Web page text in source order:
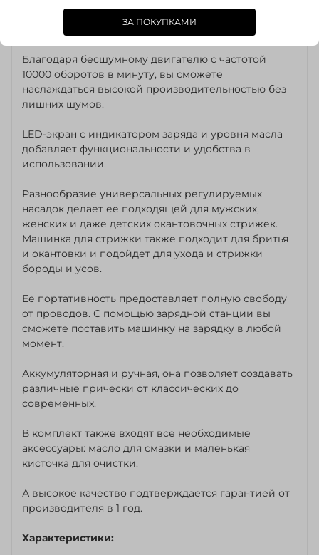
Мощный аккумулятор емкостью 2500 мАч,
гарантирует длительное время работы до 3 часов.
Благодаря бесшумному двигателю с частотой
10000 оборотов в минуту, вы сможете
наслаждаться высокой производительностью без
лишних шумов.
LED-экран с индикатором заряда и уровня масла
добавляет функциональности и удобства в
использовании.
Разнообразие универсальных регулируемых
насадок делает ее подходящей для мужских,
женских и даже детских окантовочных стрижек.
Машинка для стрижки также подходит для бритья
и окантовки и подойдет для ухода и стрижки
бороды и усов.
Ее портативность предоставляет полную свободу
от проводов. С помощью зарядной станции вы
сможете поставить машинку на зарядку в любой
момент.
Аккумуляторная и ручная, она позволяет создавать
различные прически от классических до
современных.
В комплект также входят все необходимые
аксессуары: масло для смазки и маленькая
кисточка для очистки.
А высокое качество подтверждается гарантией от
производителя в 1 год.
Характеристики:
ЗА ПОКУПКАМИ